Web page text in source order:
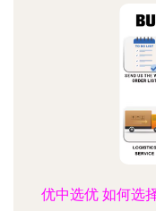
优中选优 如何选